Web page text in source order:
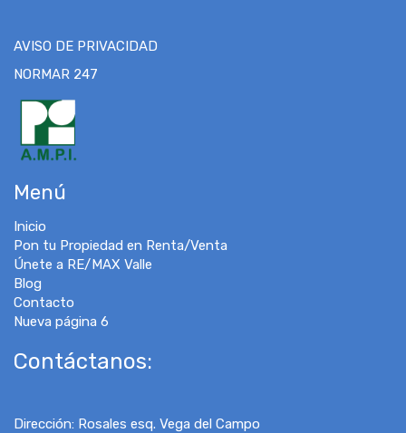
AVISO DE PRIVACIDAD
NORMAR 247
Menú
Inicio
Pon tu Propiedad en Renta/Venta
Únete a RE/MAX Valle
Blog
Contacto
Nueva página 6
Contáctanos:
Dirección: Rosales esq. Vega del Campo